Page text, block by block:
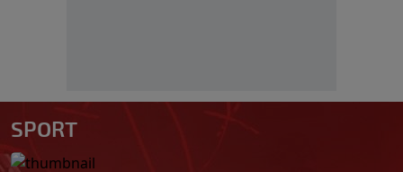
SPORT